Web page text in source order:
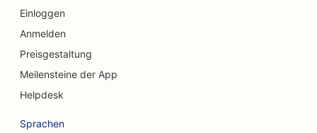
SEO für Kreditgenossenschaften
SEO für Beratungsunternehmen
Einloggen
Anmelden
Preisgestaltung
Meilensteine der App
Helpdesk
Sprachen